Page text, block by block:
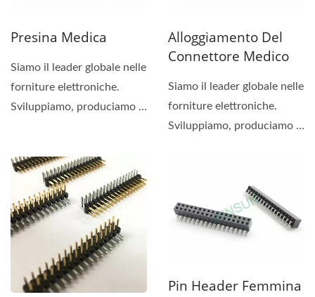
Presina Medica
Siamo il leader globale nelle
forniture elettroniche.
Sviluppiamo, produciamo e
Alloggiamento Del
Connettore Medico
Siamo il leader globale nelle
forniture elettroniche.
Sviluppiamo, produciamo e
Pin Header Femmina